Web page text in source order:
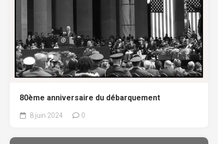
80ème anniversaire du débarquement
8 juin 2024 0